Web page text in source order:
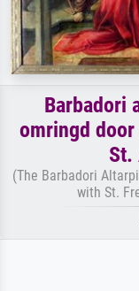
Barbadori
omringd door
St.
(The Barbadori
with St.